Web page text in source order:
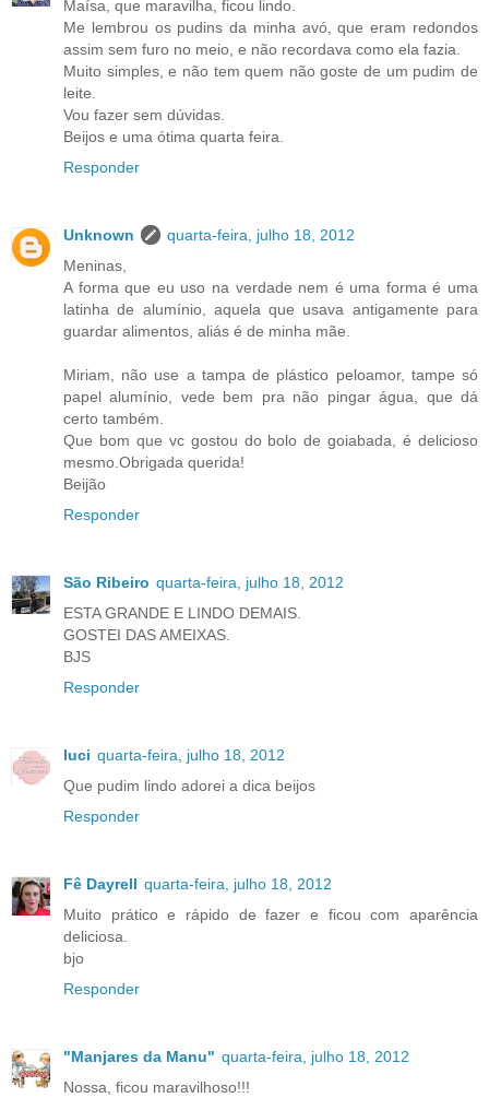
Maísa, que maravilha, ficou lindo.
Me lembrou os pudins da minha avó, que eram redondos
assim sem furo no meio, e não recordava como ela fazia.
Muito simples, e não tem quem não goste de um pudim de
leite.
Vou fazer sem dúvidas.
Beijos e uma ótima quarta feira.
Responder
Unknown
quarta-feira, julho 18, 2012
Meninas,
A forma que eu uso na verdade nem é uma forma é uma
latinha de alumínio, aquela que usava antigamente para
guardar alimentos, aliás é de minha mãe.
Miriam, não use a tampa de plástico peloamor, tampe só
papel alumínio, vede bem pra não pingar água, que dá
certo também.
Que bom que vc gostou do bolo de goiabada, é delicioso
mesmo.Obrigada querida!
Beijão
Responder
São Ribeiro quarta-feira, julho 18, 2012
ESTA GRANDE E LINDO DEMAIS.
GOSTEI DAS AMEIXAS.
BJS
Responder
luci quarta-feira, julho 18, 2012
Que pudim lindo adorei a dica beijos
Responder
Fê Dayrell quarta-feira, julho 18, 2012
Muito prático e rápido de fazer e ficou com aparência
deliciosa.
bjo
Responder
"Manjares da Manu" quarta-feira, julho 18, 2012
Nossa, ficou maravilhoso!!!